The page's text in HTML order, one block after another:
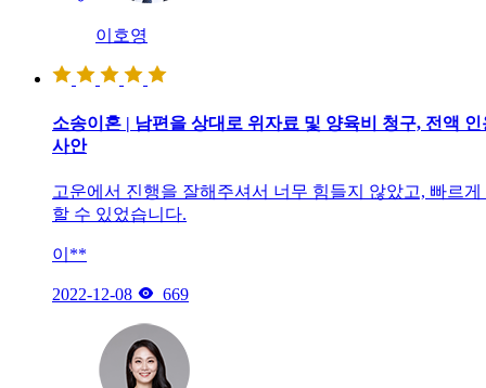
이호영
소송이혼 | 남편을 상대로 위자료 및 양육비 청구, 전액 인
사안
고운에서 진행을 잘해주셔서 너무 힘들지 않았고, 빠르게
할 수 있었습니다.
이**
2022-12-08  669